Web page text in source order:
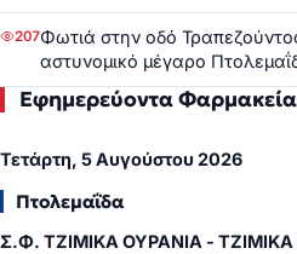
207Φωτιά στην οδό
αστυνομικό μέγαρο
Εφημερεύοντα Φαρμακεία
Τετάρτη, 5 Αυγούστου 2026
Πτολεμαΐδα
Σ.Φ. ΤΖΙΜΙΚΑ ΟΥΡΑΝΙΑ -